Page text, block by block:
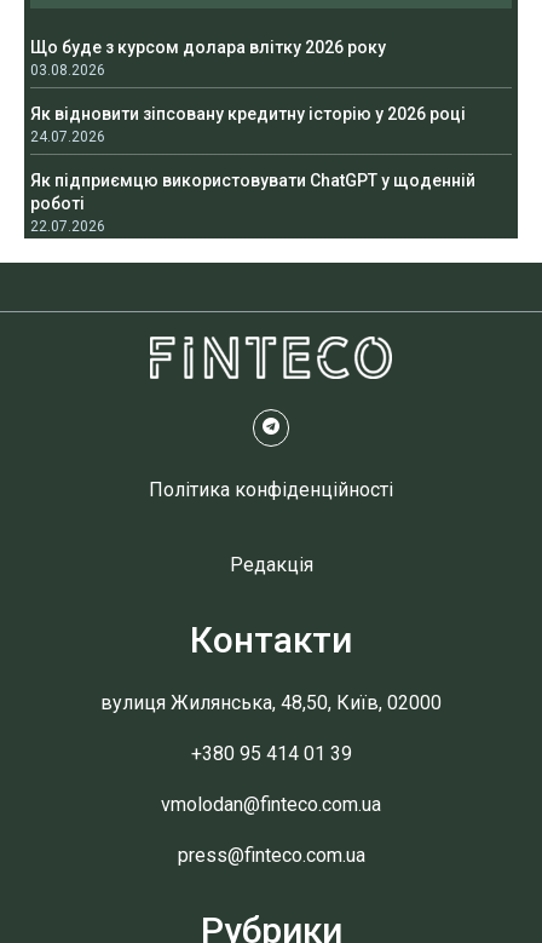
Що буде з курсом долара влітку 2026 року
03.08.2026
Як відновити зіпсовану кредитну історію у 2026 році
24.07.2026
Як підприємцю використовувати ChatGPT у щоденній
роботі
22.07.2026
Політика конфіденційності
Редакція
Контакти
вулиця Жилянська, 48,50, Київ, 02000
+380 95 414 01 39
vmolodan@finteco.com.ua
press@finteco.com.ua
Рубрики